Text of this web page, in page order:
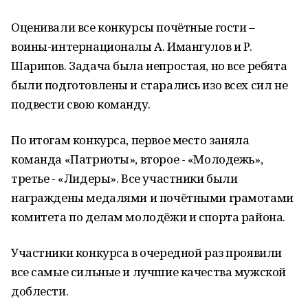
Оценивали все конкурсы почётные гости –
воины-интернационалы А. Имангулов и Р.
Шарипов. Задача была непростая, но все ребята
были подготовлены и старались изо всех сил не
подвести свою команду.
По итогам конкурса, первое место заняла
команда «Патриоты», второе - «Молодежь»,
третье - «Лидеры». Все участники были
награждены медалями и почётными грамотами
комитета по делам молодёжи и спорта района.
Участники конкурса в очередной раз проявили
все самые сильные и лучшие качества мужской
доблести.